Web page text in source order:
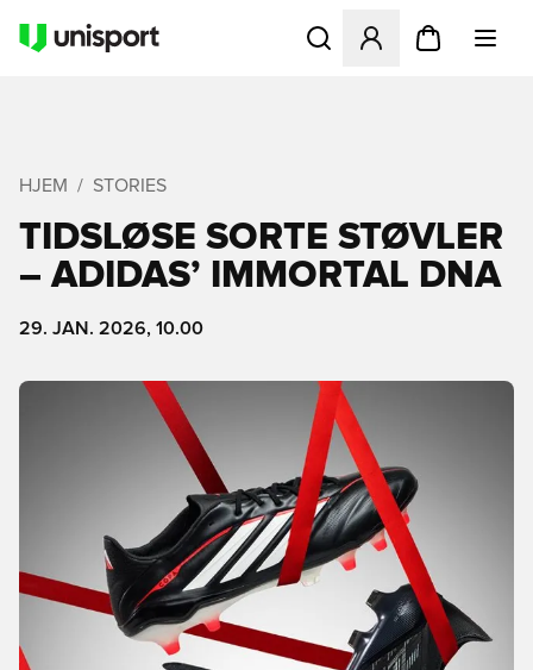
Åbner en Modal til at
HJEM STORIES
TIDSLØSE SORTE STØVLER
– ADIDAS’ IMMORTAL DNA
29. JAN. 2026, 10.00